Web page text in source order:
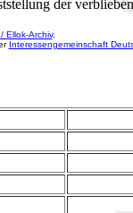
der
Ellok-Archiv.
Interessengemeinschaft